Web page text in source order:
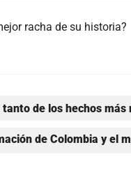
racha de su historia?
de los hechos más
de Colombia y el